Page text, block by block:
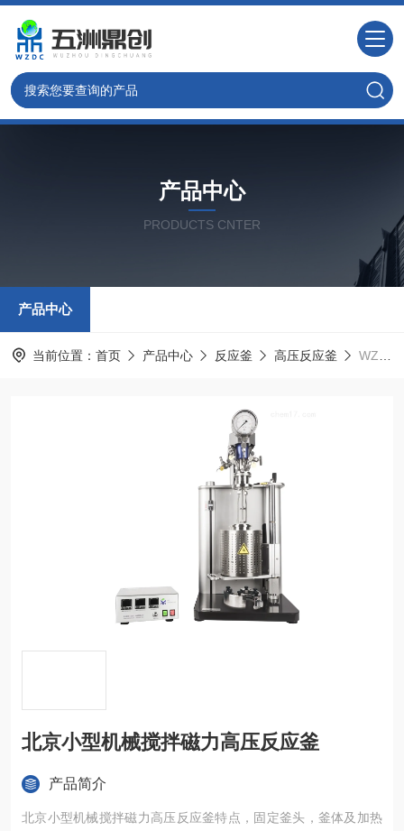
产品中心
PRODUCTS CNTER
产品中心
当前位置： 首页 产品中心 反应釜 高压反应釜 WZ北京小型机械搅拌磁力高压反应釜
北京小型机械搅拌磁力高压反应釜
产品简介
北京小型机械搅拌磁力高压反应釜特点，固定釜头，釜体及加热